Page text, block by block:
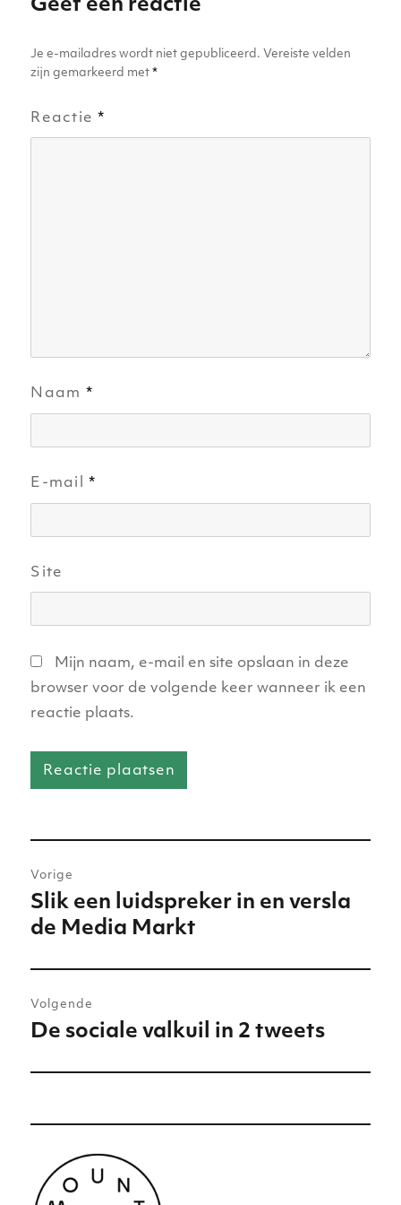
k
Geef een reactie
Je e-mailadres wordt niet gepubliceerd. Vereiste velden
zijn gemarkeerd met*
Reactie*
Naam *
E-mail*
Site
Mijn naam, e-mail en site opslaan in deze
browser voor de volgende keer wanneer ik een
reactie plaats.
navigatie
Vorige
Vorig
bericht:
Slik een luidspreker in en versla
de Media Markt
Volgende
Volgend
De sociale valkuil in 2 tweets